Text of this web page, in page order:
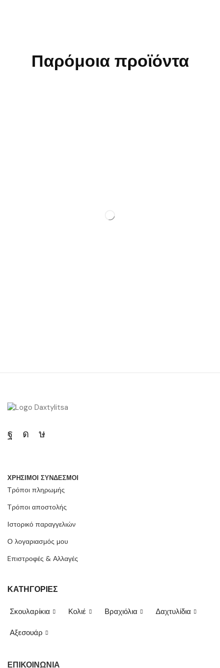
Παρόμοια προϊόντα
ΧΡΗΣΙΜΟΙ ΣΥΝΔΕΣΜΟΙ
Τρόποι πληρωμής
Τρόποι αποστολής
Ιστορικό παραγγελιών
Ο λογαριασμός μου
Eπιστροφές & Αλλαγές
ΚΑΤΗΓΟΡΙΕΣ
Σκουλαρίκια Κολιέ Βραχιόλια Δαχτυλίδια
Αξεσουάρ
ΕΠΙΚΟΙΝΩΝΙΑ